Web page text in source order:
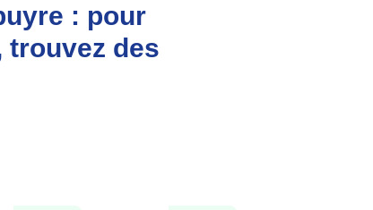
: pour
trouvez des